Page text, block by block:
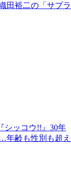
田裕二の「サプラ
『シッコウ!!』30年
年齢も性別も超え